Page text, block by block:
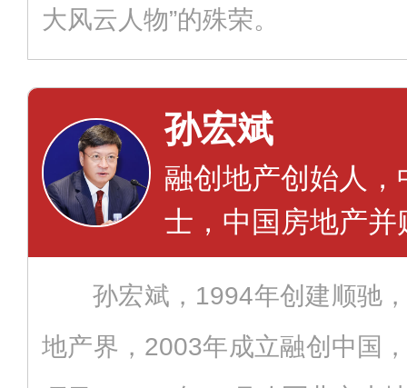
大风云人物”的殊荣。
孙宏斌
融创地产创始人
士，中国房地产并
孙宏斌，1994年创建顺驰
地产界，2003年成立融创中国